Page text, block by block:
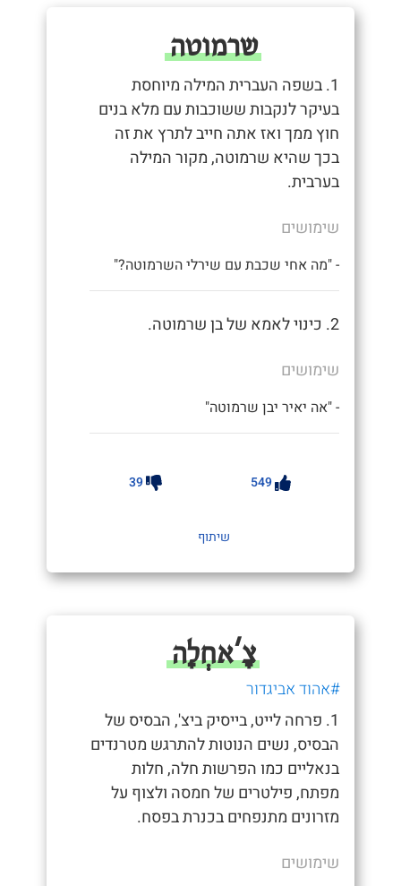
שרמוטה
1. בשפה העברית המילה מיוחסת
בעיקר לנקבות ששוכבות עם מלא בנים
חוץ ממך ואז אתה חייב לתרץ את זה
בכך שהיא שרמוטה, מקור המילה
בערבית.
שימושים
- "מה אחי שכבת עם שירלי השרמוטה?"
2. כינוי לאמא של בן שרמוטה.
שימושים
- "אה יאיר יבן שרמוטה"
549
39
שיתוף
צָ'אחְלָה
#אהוד אביגדור
1. פרחה לייט, בייסיק ביצ', הבסיס של
הבסיס, נשים הנוטות להתרגש מטרנדים
בנאליים כמו הפרשות חלה, חלות
מפתח, פילטרים של חמסה ולצוף על
מזרונים מתנפחים בכנרת בפסח.
שימושים